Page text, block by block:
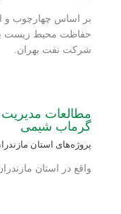
بر اساس چهارچوب و
حفاظت محیط زیست
شرکت نفت بهران.
مطالعات
گرماب شیمی
پروژه‌های استان
واقع در استان